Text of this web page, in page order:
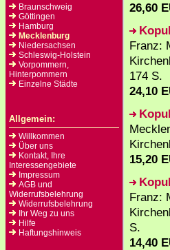
Braunschweig
Göttingen
Hamburg
Mecklenburg
Niedersachsen
Schleswig-Holstein
Vorpommern,
Hinterpommern
Einzelne Städte
Allgemein:
Willkommen
Über uns
Kontakt, Ihre
Interessengebiete
Impressum
AGB und
Widerrufsbelehrung
Widerrufsbelehrung
Ihr Weg zu uns
Hilfe
Haftungshinweis
26,60
Franz:
174 S.
24,10
15,20
Franz:
S.
14,40